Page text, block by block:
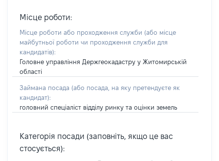
Місце роботи:
Місце роботи або проходження служби (або місце
майбутньої роботи чи проходження служби для
кандидатів):
Головне управління Держгеокадастру у Житомирській
області
Займана посада (або посада, на яку претендуєте як
кандидат):
головний спеціаліст відділу ринку та оцінки земель
Категорія посади (заповніть, якщо це вас
стосується):